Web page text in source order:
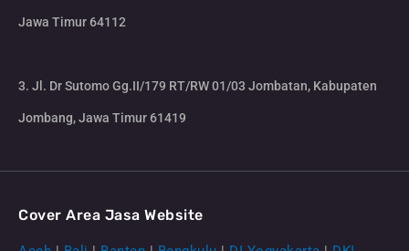
Jawa Timur 64112
3. Jl. Dr Sutomo Gg.II/179 RT/RW 01/03 Jombatan, Kabupaten
Jombang, Jawa Timur 61419
Cover Area Jasa Website